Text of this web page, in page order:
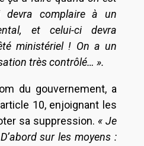
complaire à un
et celui-ci devra
ministériel ! On a un
très contrôlé… ».
du gouvernement, a
10, enjoignant les
sa suppression. « Je
sur les moyens :